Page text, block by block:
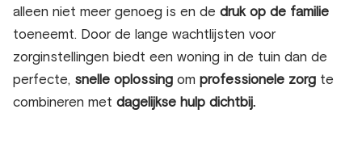
alleen niet meer genoeg is en de druk op de familie
toeneemt. Door de lange wachtlijsten voor
zorginstellingen biedt een woning in de tuin dan de
perfecte, snelle oplossing om professionele zorg te
combineren met dagelijkse hulp dichtbij.